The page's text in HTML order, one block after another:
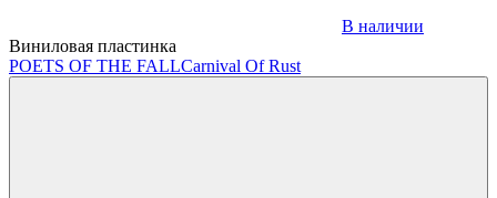
В наличии
Виниловая пластинка
POETS OF THE FALLCarnival Of Rust